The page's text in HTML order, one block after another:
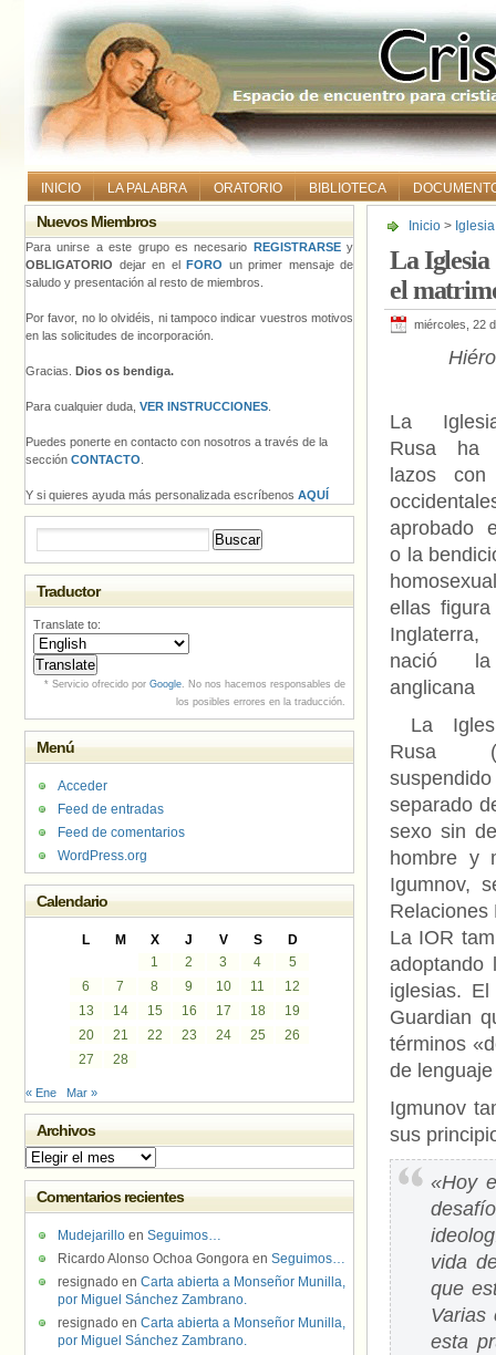
INICIO LA PALABRA ORATORIO BIBLIOTECA
Inicio >
La Iglesia
el
miércoles, 22
La
Rusa ha
lazos
aprobado
o la
ellas
nació la
anglicana
La
Rusa
separado
sexo sin
hombre y
Igumnov,
Relaciones
La IOR
adoptando
iglesias.
Guardian
términos
de
Igmunov
sus
«Hoy
vida
que
Varias
esta
Nuevos Miembros
Para unirse a este grupo es necesario REGISTRARSEy
OBLIGATORIO dejar en el FORO un primer mensaje de
saludo y presentación al resto de miembros.
Por favor, no lo olvidéis, ni tampoco indicar vuestros motivos
en las solicitudes de incorporación.
Gracias. Dios os bendiga.
Para cualquier duda, VER INSTRUCCIONES
Puedes ponerte en contacto con nosotros a través de la
sección CONTACTO
Y si quieres ayuda más personalizada escríbenos AQUÍ
Traductor
Translate to:
* Servicio ofrecido por Google. No nos hacemos responsables de
los posibles errores en la traducción.
Menú
Acceder
Feed de entradas
Feed de comentarios
WordPress.org
Calendario
L M X J V S
D
1
2 3 4
5
6
7 8 9 10 11
12
13
14 15 16 17 18
19
20
21 22 23 24 25
26
27
28
« Ene Mar »
Archivos
Archivos
Comentarios recientes
Mudejarillo en Seguimos…
Ricardo Alonso Ochoa Gongora en Seguimos…
resignado en Carta abierta a Monseñor Munilla,
por Miguel Sánchez Zambrano.
resignado en Carta abierta a Monseñor Munilla,
por Miguel Sánchez Zambrano.